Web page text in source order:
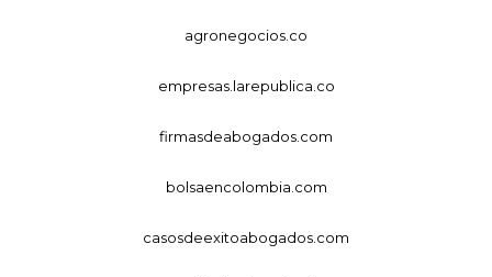
agronegocios.co
empresas.larepublica.co
firmasdeabogados.com
bolsaencolombia.com
casosdeexitoabogados.com